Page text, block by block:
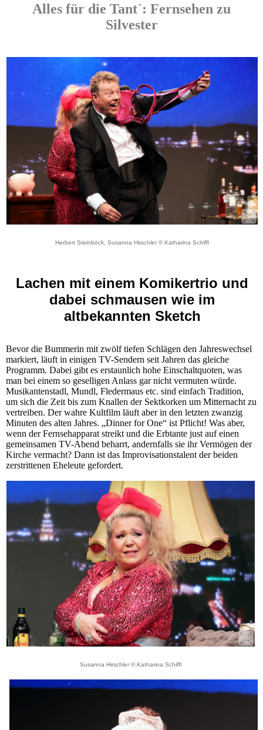
Alles für die Tant´: Fernsehen zu
Silvester
Herbert Steinböck, Susanna Hirschler © Katharina Schiffl
Lachen mit einem Komikertrio und
dabei schmausen wie im
altbekannten Sketch
Bevor die Bummerin mit zwölf tiefen Schlägen den Jahreswechsel
markiert, läuft in einigen TV-Sendern seit Jahren das gleiche
Programm. Dabei gibt es erstaunlich hohe Einschaltquoten, was
man bei einem so geselligen Anlass gar nicht vermuten würde.
Musikantenstadl, Mundl, Fledermaus etc. sind einfach Tradition,
um sich die Zeit bis zum Knallen der Sektkorken um Mitternacht zu
vertreiben. Der wahre Kultfilm läuft aber in den letzten zwanzig
Minuten des alten Jahres. „Dinner for One“ ist Pflicht! Was aber,
wenn der Fernsehapparat streikt und die Erbtante just auf einen
gemeinsamen TV-Abend beharrt, andernfalls sie ihr Vermögen der
Kirche vermacht? Dann ist das Improvisationstalent der beiden
zerstrittenen Eheleute gefordert.
Susanna Hirschler © Katharina Schiffl